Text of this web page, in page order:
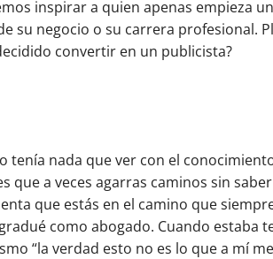
inspirar a quien apenas empieza
su negocio o su carrera profesional.
convertir en un publicista?
tenía nada que ver con el
que a veces agarras caminos sin
que estás en el camino que
como abogado. Cuando estaba
“la verdad esto no es lo que a mí